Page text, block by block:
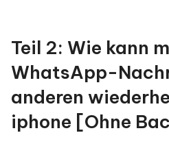
Teil 2: Wie kann
WhatsApp-
anderen
iphone [Ohne